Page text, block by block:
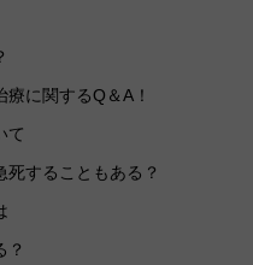
療に関するQ＆A！
て
することもある？
？